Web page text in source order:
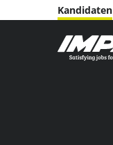
Kandidaten